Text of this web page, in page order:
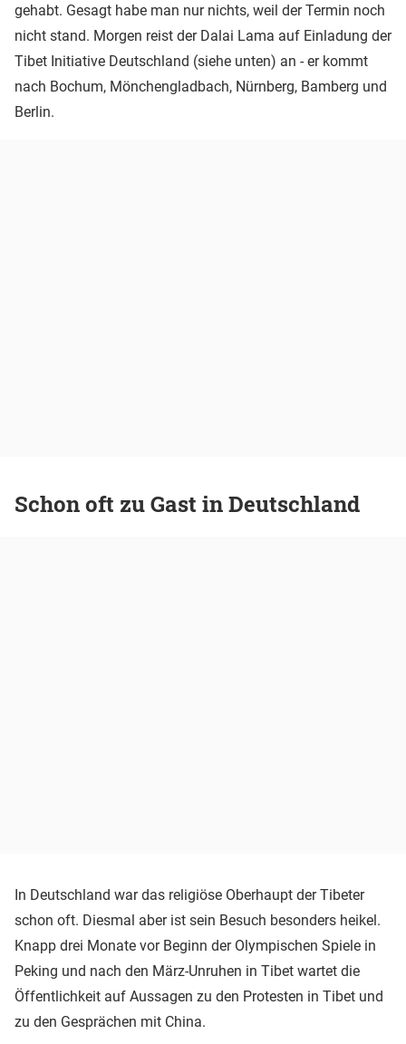
gehabt. Gesagt habe man nur nichts, weil der Termin noch
nicht stand. Morgen reist der Dalai Lama auf Einladung der
Tibet Initiative Deutschland (siehe unten) an - er kommt
nach Bochum, Mönchengladbach, Nürnberg, Bamberg und
Berlin.
Schon oft zu Gast in Deutschland
In Deutschland war das religiöse Oberhaupt der Tibeter
schon oft. Diesmal aber ist sein Besuch besonders heikel.
Knapp drei Monate vor Beginn der Olympischen Spiele in
Peking und nach den März-Unruhen in Tibet wartet die
Öffentlichkeit auf Aussagen zu den Protesten in Tibet und
zu den Gesprächen mit China.